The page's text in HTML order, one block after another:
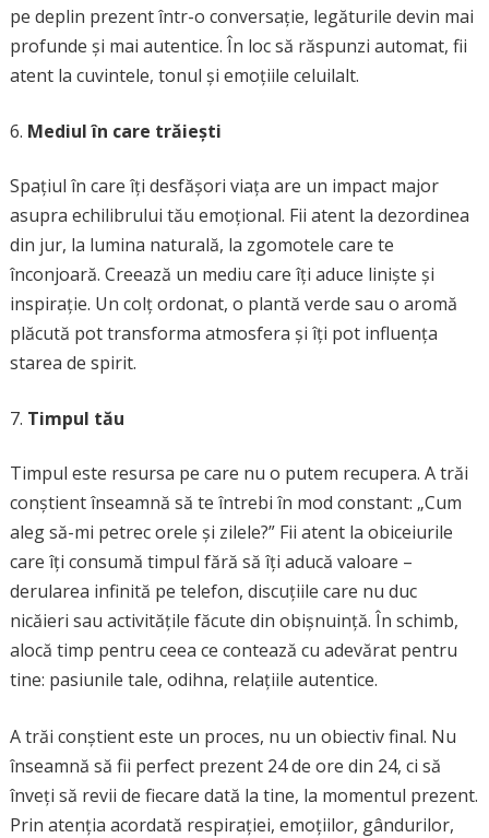
pe deplin prezent într-o conversație, legăturile devin mai
profunde și mai autentice. În loc să răspunzi automat, fii
atent la cuvintele, tonul și emoțiile celuilalt.
Mediul în care trăiești
Spațiul în care îți desfășori viața are un impact major
asupra echilibrului tău emoțional. Fii atent la dezordinea
din jur, la lumina naturală, la zgomotele care te
înconjoară. Creează un mediu care îți aduce liniște și
inspirație. Un colț ordonat, o plantă verde sau o aromă
plăcută pot transforma atmosfera și îți pot influența
starea de spirit.
Timpul tău
Timpul este resursa pe care nu o putem recupera. A trăi
conștient înseamnă să te întrebi în mod constant: „Cum
aleg să-mi petrec orele și zilele?” Fii atent la obiceiurile
care îți consumă timpul fără să îți aducă valoare –
derularea infinită pe telefon, discuțiile care nu duc
nicăieri sau activitățile făcute din obișnuință. În schimb,
alocă timp pentru ceea ce contează cu adevărat pentru
tine: pasiunile tale, odihna, relațiile autentice.
A trăi conștient este un proces, nu un obiectiv final. Nu
înseamnă să fii perfect prezent 24 de ore din 24, ci să
înveți să revii de fiecare dată la tine, la momentul prezent.
Prin atenția acordată respirației, emoțiilor, gândurilor,